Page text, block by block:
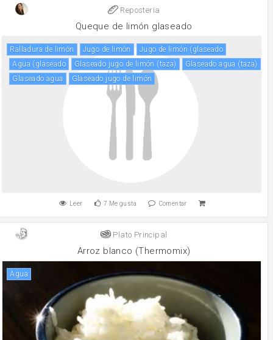
Reposteria
Queque de limón glaseado
ralladura de limón jugo de limón
jugo de limón (glaseado
agua (glaseado
glaseado jugo de limón (taza)
glaseado agua (taza)
glaseado agua
glaseado jugo de limón
Leer 7 Me gusta Comentar
Plato Principal
Arroz blanco (Thermomix)
agua